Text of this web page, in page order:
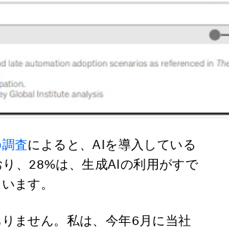
査によると、AIを導入している
、28%は、生成AIの利用がすで
ます。
ません。私は、今年6月に当社